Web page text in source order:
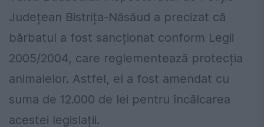
Județean Bistrița-Năsăud a precizat că
bărbatul a fost sancționat conform Legii
2005/2004, care reglementează protecția
animalelor. Astfel, el a fost amendat cu
suma de 12.000 de lei pentru încălcarea
acestei legislații.